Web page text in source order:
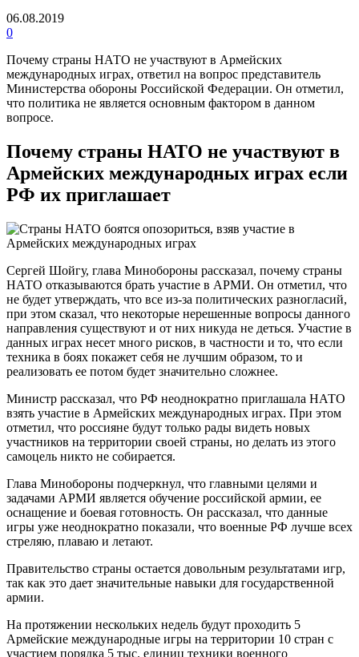
06.08.2019
0
Почему страны НАТО не участвуют в Армейских
международных играх, ответил на вопрос представитель
Министерства обороны Российской Федерации. Он отметил,
что политика не является основным фактором в данном
вопросе.
Почему страны НАТО не участвуют в
Армейских международных играх если
РФ их приглашает
Сергей Шойгу, глава Минобороны рассказал, почему страны
НАТО отказываются брать участие в АРМИ. Он отметил, что
не будет утверждать, что все из-за политических разногласий,
при этом сказал, что некоторые нерешенные вопросы данного
направления существуют и от них никуда не деться. Участие в
данных играх несет много рисков, в частности и то, что если
техника в боях покажет себя не лучшим образом, то и
реализовать ее потом будет значительно сложнее.
Министр рассказал, что РФ неоднократно приглашала НАТО
взять участие в Армейских международных играх. При этом
отметил, что россияне будут только рады видеть новых
участников на территории своей страны, но делать из этого
самоцель никто не собирается.
Глава Минобороны подчеркнул, что главными целями и
задачами АРМИ является обучение российской армии, ее
оснащение и боевая готовность. Он рассказал, что данные
игры уже неоднократно показали, что военные РФ лучше всех
стреляю, плаваю и летают.
Правительство страны остается довольным результатами игр,
так как это дает значительные навыки для государственной
армии.
На протяжении нескольких недель будут проходить 5
Армейские международные игры на территории 10 стран с
участием порядка 5 тыс. единиц техники военного